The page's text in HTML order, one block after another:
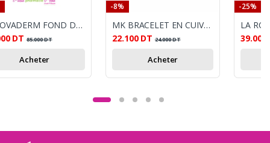
INNOVADERM FOND DE TEINT FLUID 01 30ML SPF50+BEAUTYLIPS BAUME SPF20 MOUSSE NETTOYANTE 150ML OFFERTE
DT 85.000DT
Acheter
-8%
MK BRACELET EN CUIVRE TAILLE S
22.100 DT 24.000DT
Acheter
-25%
39.000